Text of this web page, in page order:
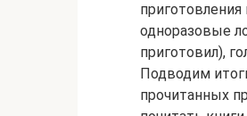
одноразовые
приготовил),
Подводим
прочитанных